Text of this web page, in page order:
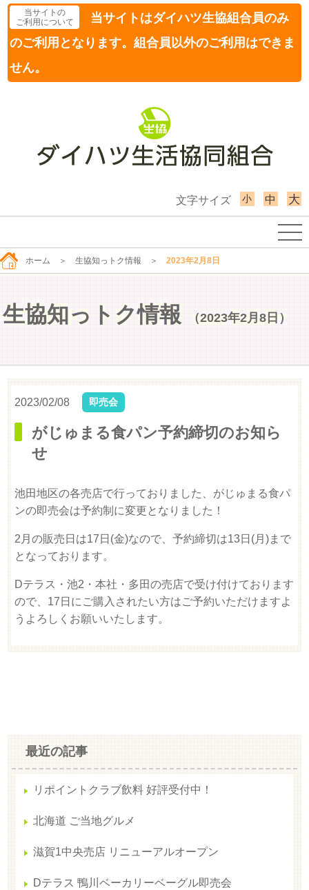
当サイトの
ご利用について
当サイトはダイハツ生協組合員のみ
のご利用となります。組合員以外のご利用はできま
せん。
文字サイズ 小 中 大
ホーム ＞ 生協知っトク情報 ＞ 2023年2月8日
生協知っトク情報 （2023年2月8日）
2023/02/08 即売会
がじゅまる食パン予約締切のお知ら
せ
池田地区の各売店で行っておりました、がじゅまる食パ
ンの即売会は予約制に変更となりました！
2月の販売日は17日(金)なので、予約締切は13日(月)まで
となっております。
Dテラス・池2・本社・多田の売店で受け付けております
ので、17日にご購入されたい方はご予約いただけますよ
うよろしくお願いいたします。
最近の記事
リポイントクラブ飲料 好評受付中！
北海道 ご当地グルメ
滋賀1中央売店 リニューアルオープン
Dテラス 鴨川ベーカリーベーグル即売会